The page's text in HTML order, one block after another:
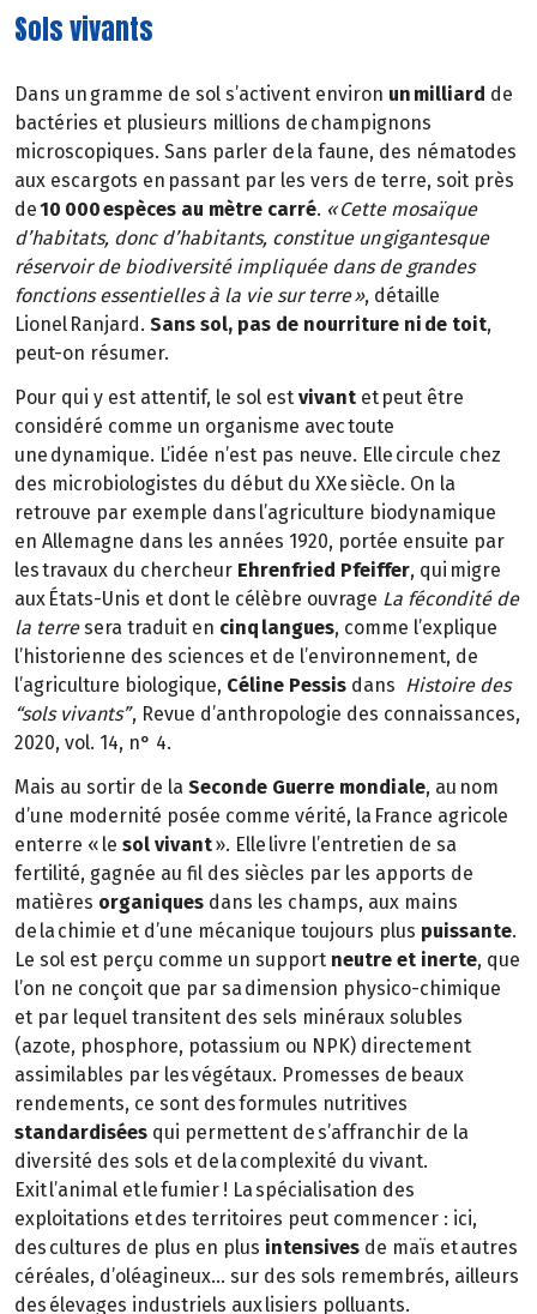
Sols vivants
Dans un gramme de sol s’activent environ un milliard de
bactéries et plusieurs millions de champignons
microscopiques. Sans parler de la faune, des nématodes
aux escargots en passant par les vers de terre, soit près
de10 000 espèces au mètre carré. « Cette mosaïque
d’habitats, donc d’habitants, constitue un gigantesque
réservoir de biodiversité impliquée dans de grandes
fonctions essentielles à la vie sur terre », détaille
Lionel Ranjard. Sans sol, pas de nourriture ni de toit,
peut-on résumer.
Pour qui y est attentif, le sol est vivant et peut être
considéré comme un organisme avec toute
une dynamique. L’idée n’est pas neuve. Elle circule chez
des microbiologistes du début du XXe siècle. On la
retrouve par exemple dans l’agriculture biodynamique
en Allemagne dans les années 1920, portée ensuite par
les travaux du chercheur Ehrenfried Pfeiffer, qui migre
aux États-Unis et dont le célèbre ouvrage La fécondité de
la terresera traduit en cinq langues, comme l’explique
l’historienne des sciences et de l’environnement, de
l’agriculture biologique, Céline Pessis dans Histoire des
“sols vivants”, Revue d’anthropologie des connaissances,
2020, vol. 14, n° 4.
Mais au sortir de la Seconde Guerre mondiale, au nom
d’une modernité posée comme vérité, la France agricole
enterre « le sol vivant». Elle livre l’entretien de sa
fertilité, gagnée au fil des siècles par les apports de
matières organiques dans les champs, aux mains
de la chimie et d’une mécanique toujours plus puissante.
Le sol est perçu comme un support neutre et inerte, que
l’on ne conçoit que par sa dimension physico-chimique
et par lequel transitent des sels minéraux solubles
(azote, phosphore, potassium ou NPK) directement
assimilables par les végétaux. Promesses de beaux
rendements, ce sont des formules nutritives
standardisées qui permettent de s’affranchir de la
diversité des sols et de la complexité du vivant.
Exit l’animal et le fumier ! La spécialisation des
exploitations et des territoires peut commencer : ici,
des cultures de plus en plus intensives de maïs et autres
céréales, d’oléagineux… sur des sols remembrés, ailleurs
des élevages industriels aux lisiers polluants.